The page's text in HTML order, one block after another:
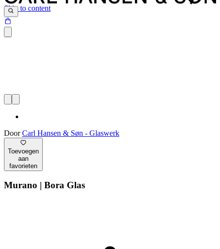
Skip to content
DoorCarl Hansen & Søn - Glaswerk
Toevoegen
aan
favorieten
Murano | Bora Glas